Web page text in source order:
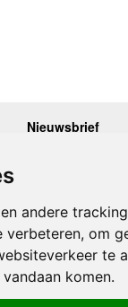
andere
om
te
komen.
Nieuwsbrief
Onze laatste